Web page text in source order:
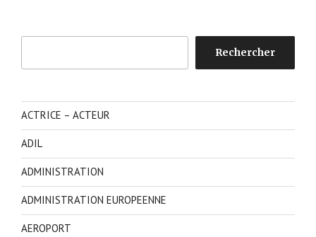
Rechercher
ACTRICE – ACTEUR
ADIL
ADMINISTRATION
ADMINISTRATION EUROPEENNE
AEROPORT